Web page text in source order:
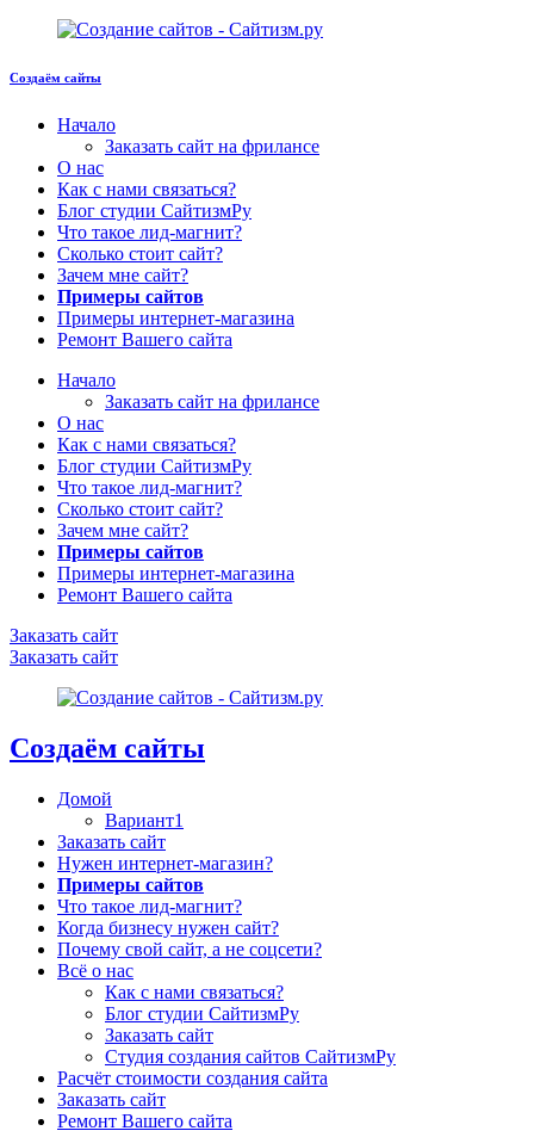
Создаём сайты
Начало
Заказать сайт на фрилансе
О нас
Как с нами связаться?
Блог студии СайтизмРу
Что такое лид-магнит?
Сколько стоит сайт?
Зачем мне сайт?
Примеры сайтов
Примеры интернет-магазина
Ремонт Вашего сайта
Начало
Заказать сайт на фрилансе
О нас
Как с нами связаться?
Блог студии СайтизмРу
Что такое лид-магнит?
Сколько стоит сайт?
Зачем мне сайт?
Примеры сайтов
Примеры интернет-магазина
Ремонт Вашего сайта
Заказать сайт
Заказать сайт
Создаём сайты
Домой
Вариант1
Заказать сайт
Нужен интернет-магазин?
Примеры сайтов
Что такое лид-магнит?
Когда бизнесу нужен сайт?
Почему свой сайт, а не соцсети?
Всё о нас
Как с нами связаться?
Блог студии СайтизмРу
Заказать сайт
Студия создания сайтов СайтизмРу
Расчёт стоимости создания сайта
Заказать сайт
Ремонт Вашего сайта